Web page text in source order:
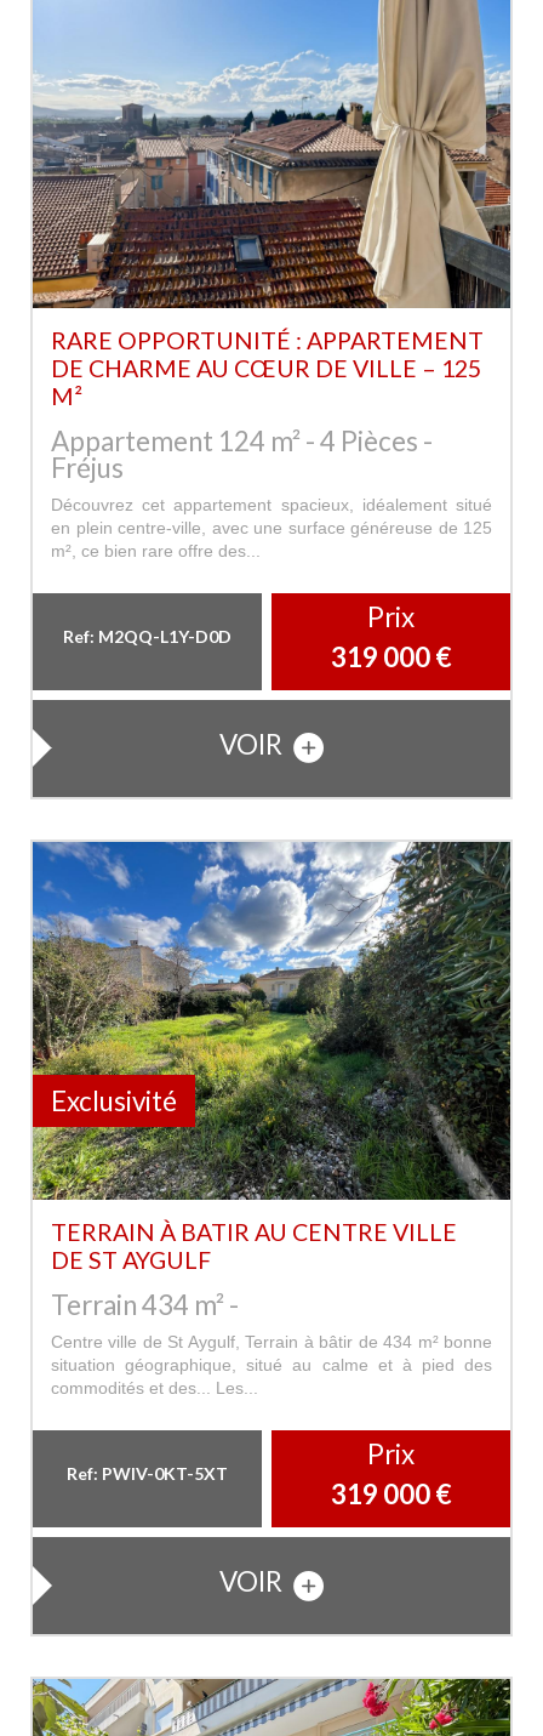
RARE OPPORTUNITÉ : APPARTEMENT
DE CHARME AU CŒUR DE VILLE – 125
M²
Appartement 124 m² - 4 Pièces -
Fréjus
Découvrez cet appartement spacieux, idéalement situé
en plein centre-ville, avec une surface généreuse de 125
m², ce bien rare offre des...
Ref: M2QQ-L1Y-D0D
Prix
319 000 €
VOIR
Exclusivité
TERRAIN À BATIR AU CENTRE VILLE
DE ST AYGULF
Terrain 434 m² -
Centre ville de St Aygulf, Terrain à bâtir de 434 m² bonne
situation géographique, situé au calme et à pied des
commodités et des... Les...
Ref: PWIV-0KT-5XT
Prix
319 000 €
VOIR